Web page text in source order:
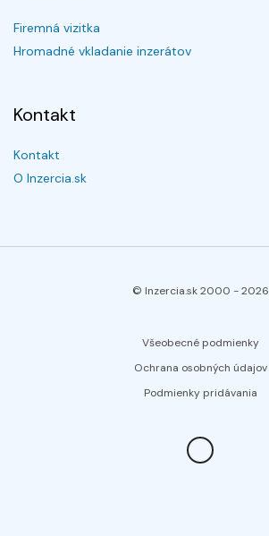
Firemná vizitka
Hromadné vkladanie inzerátov
Kontakt
Kontakt
O Inzercia.sk
© Inzercia.sk 2000 -2026
Všeobecné podmienky
Ochrana osobných údajov
Podmienky pridávania